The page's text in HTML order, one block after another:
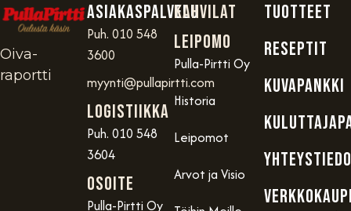
Oiva-
raportti
Asiakaspalvelu
Puh. 010 548
3600
myynti@pullapirtti.com
Logistiikka
Puh. 010 548
3604
OSOITE
Pulla-Pirtti Oy
Kahvilat
Leipomo
Pulla-Pirtti Oy
Historia
Leipomot
Arvot ja Visio
TUOTTEET
RESEPTIT
KUVAPANKKI